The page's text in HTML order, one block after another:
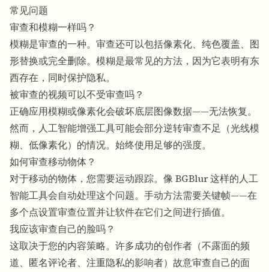
常见问题
审查和模糊一样吗？
模糊是审查的一种。审查还可以包括像素化、纯色覆盖、图
形替换或完全删除。模糊是最常见的方法，因为它表明有东
西存在，同时保护隐私。
被审查的视频可以不受审查吗？
正确应用模糊或像素化会破坏底层图像数据——无法恢复。
然而，人工智能增强工具可能会部分逆转审查不足（光线模
糊、低像素化）的情况。始终使用足够的强度。
如何审查移动物体？
对于移动的物体，您需要运动跟踪。像 BGBlur 这样的人工
智能工具会自动处理这个问题。手动方法需要关键帧——在
多个点设置审查位置并让软件在它们之间进行插值。
我应该审查自己的脸吗？
这取决于您的内容策略。许多成功的创作者（不露面的频
道、匿名评论者、注重隐私的影响者）故意审查自己的面